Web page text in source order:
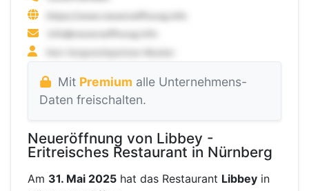
Mit Premium alle Unternehmens-
Daten freischalten.
Neueröffnung von Libbey -
Eritreisches Restaurant in Nürnberg
Am 31. Mai 2025 hat das Restaurant Libbey in